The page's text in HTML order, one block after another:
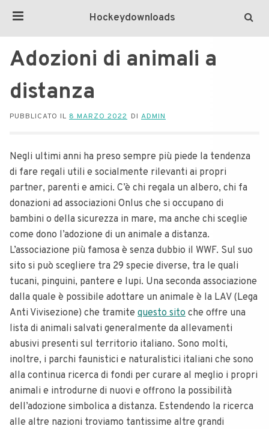
Hockeydownloads
Adozioni di animali a
distanza
PUBBLICATO IL 8 MARZO 2022 DI ADMIN
Negli ultimi anni ha preso sempre più piede la tendenza
di fare regali utili e socialmente rilevanti ai propri
partner, parenti e amici. C’è chi regala un albero, chi fa
donazioni ad associazioni Onlus che si occupano di
bambini o della sicurezza in mare, ma anche chi sceglie
come dono l’adozione di un animale a distanza.
L’associazione più famosa è senza dubbio il WWF. Sul suo
sito si può scegliere tra 29 specie diverse, tra le quali
tucani, pinguini, pantere e lupi. Una seconda associazione
dalla quale è possibile adottare un animale è la LAV (Lega
Anti Vivisezione) che tramite questo sito che offre una
lista di animali salvati generalmente da allevamenti
abusivi presenti sul territorio italiano. Sono molti,
inoltre, i parchi faunistici e naturalistici italiani che sono
alla continua ricerca di fondi per curare al meglio i propri
animali e introdurne di nuovi e offrono la possibilità
dell’adozione simbolica a distanza. Estendendo la ricerca
alle altre nazioni troviamo tantissime altre grandi